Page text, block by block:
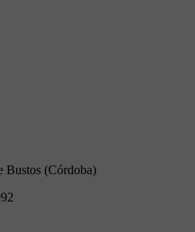
Bustos (Córdoba)